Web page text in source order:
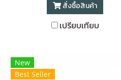
สั่งซื้อสินค้า
เปรียบเทียบ
New
Best Seller